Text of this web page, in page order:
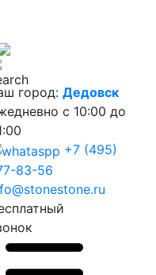
город: Дедовск
с 10:00 до
+7 (495)
83-56